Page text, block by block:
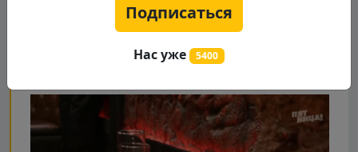
Подписаться
Нас уже 5400